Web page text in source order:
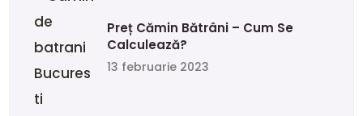
Preț Cămin Bătrâni – Cum Se
Calculează?
13 februarie 2023